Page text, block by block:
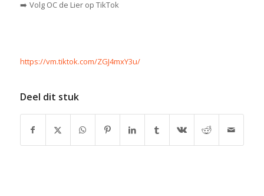
Volg OC de Lier op TikTok
https://vm.tiktok.com/ZGJ4mxY3u/
Deel dit stuk